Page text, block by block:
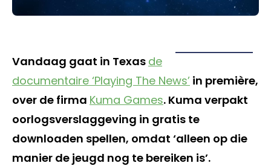
Vandaag gaat in Texas de
documentaire ‘Playing The News’ in première,
over de firma Kuma Games. Kuma verpakt
oorlogsverslaggeving in gratis te
downloaden spellen, omdat ‘alleen op die
manier de jeugd nog te bereiken is’.